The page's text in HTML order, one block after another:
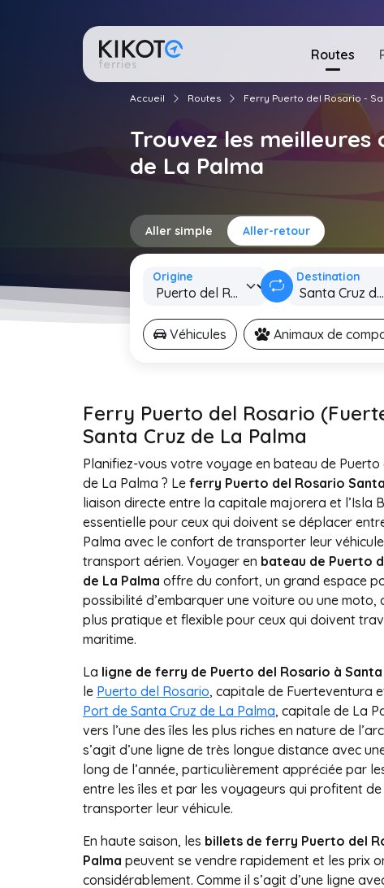
Routes
Accueil Routes Ferry Puerto del Rosario -
Trouvez les
de La Palma
Aller simple Aller-retour
Origine Destination
Véhicules Animaux de
Ferry Puerto del Rosario
Santa Cruz de La Palma
Planifiez-vous votre voyage en bateau de Puerto
de La Palma ? Le ferry Puerto del Rosario
liaison directe entre la capitale majorera et l’Isla
essentielle pour ceux qui doivent se déplacer
Palma avec le confort de transporter leur
transport aérien. Voyager en bateau de Puerto
de La Palma offre du confort, un grand espace
possibilité d’embarquer une voiture ou une moto,
plus pratique et flexible pour ceux qui doivent
maritime.
La ligne de ferry de Puerto del Rosario à Santa
le Puerto del Rosario, capitale de Fuerteventura
Port de Santa Cruz de La Palma, capitale de La
vers l’une des îles les plus riches en nature de
s’agit d’une ligne de très longue distance avec
long de l’année, particulièrement appréciée par
entre les îles et par les voyageurs qui profitent
transporter leur véhicule.
En haute saison, les billets de ferry Puerto del
Palma peuvent se vendre rapidement et les prix
considérablement. Comme il s’agit d’une ligne